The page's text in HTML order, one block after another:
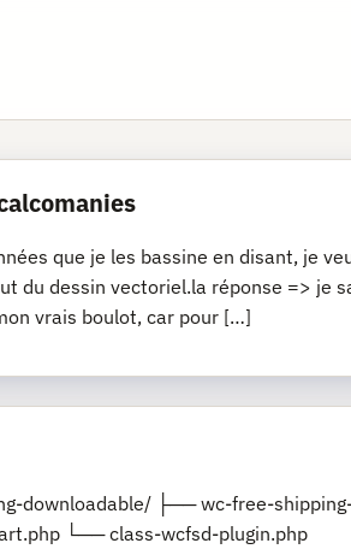
que je les bassine en disant, je
du dessin vectoriel.la réponse => je
vrais boulot, car pour […]
downloadable/ ├── wc-free-
└── class-wcfsd-plugin.php